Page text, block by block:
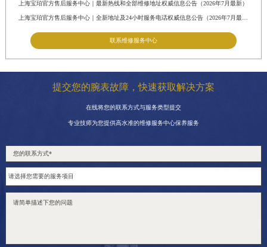
上海宝珀官方售后服务中心｜最新热线和全部维修地址权威信息公告（2026年7月最新）
联系维修服务中心
提交您的腕表故障，快速获取解决方案
在线将您的联系方式与服务类型提交
专业技师为您提供高水准的维修服务中心保养服务